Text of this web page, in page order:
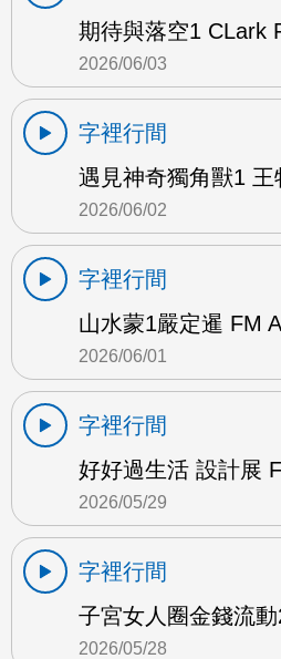
期待與落空1 CLark
2026/06/03
字裡行間
遇見神奇獨角獸1 王
2026/06/02
字裡行間
山水蒙1嚴定暹 FM
2026/06/01
字裡行間
好好過生活 設計展
2026/05/29
字裡行間
子宮女人圈金錢流
2026/05/28